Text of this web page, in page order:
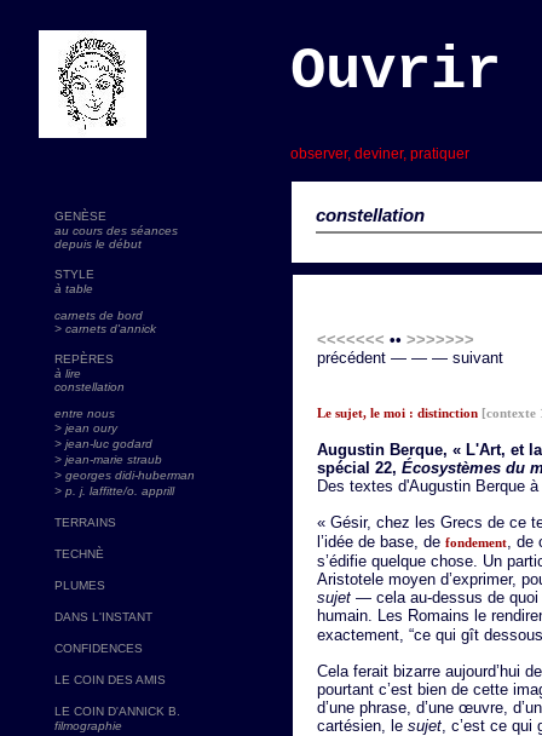
constellation
observer, deviner, pratiquer
GENÈSE
au cours des séances
depuis le début
STYLE
à table
carnets de bord
> carnets d'annick
REPÈRES
à lire
constellation
entre nous
> jean oury
> jean-luc godard
> jean-marie straub
> georges didi-huberman
> p. j. laffitte/o. apprill
TERRAINS
TECHNÈ
PLUMES
DANS L'INSTANT
CONFIDENCES
LE COIN DES AMIS
LE COIN D'ANNICK B.
filmographie
<<<<<<< •• >>>>>>>
précédent — — — suivant
Le sujet, le moi : distinction [contexte
Augustin Berque, « L'Art, et
spécial 22, Écosystèmes du
Des textes d'Augustin Berque
« Gésir, chez les Grecs de ce
l’idée de base, de fondement, de
s’édifie quelque chose. Un
Aristotele moyen d’exprimer,
sujet — cela au-dessus de quoi
humain. Les Romains le
exactement, “ce qui gît
Cela ferait bizarre aujourd’hui
pourtant c’est bien de cette
d’une phrase, d’une œuvre,
cartésien, le sujet, c’est ce qui
Ouvrir